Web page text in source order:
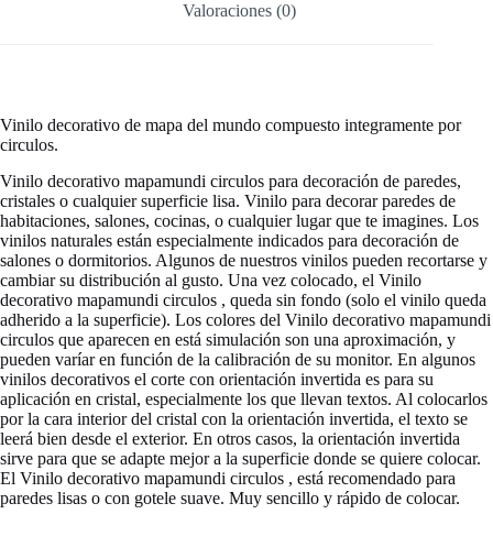
Valoraciones (0)
Vinilo decorativo de mapa del mundo compuesto integramente por
circulos.
Vinilo decorativo mapamundi circulos para decoración de paredes,
cristales o cualquier superficie lisa. Vinilo para decorar paredes de
habitaciones, salones, cocinas, o cualquier lugar que te imagines. Los
vinilos naturales están especialmente indicados para decoración de
salones o dormitorios. Algunos de nuestros vinilos pueden recortarse y
cambiar su distribución al gusto. Una vez colocado, el Vinilo
decorativo mapamundi circulos , queda sin fondo (solo el vinilo queda
adherido a la superficie). Los colores del Vinilo decorativo mapamundi
circulos que aparecen en está simulación son una aproximación, y
pueden varíar en función de la calibración de su monitor. En algunos
vinilos decorativos el corte con orientación invertida es para su
aplicación en cristal, especialmente los que llevan textos. Al colocarlos
por la cara interior del cristal con la orientación invertida, el texto se
leerá bien desde el exterior. En otros casos, la orientación invertida
sirve para que se adapte mejor a la superficie donde se quiere colocar.
El Vinilo decorativo mapamundi circulos , está recomendado para
paredes lisas o con gotele suave. Muy sencillo y rápido de colocar.